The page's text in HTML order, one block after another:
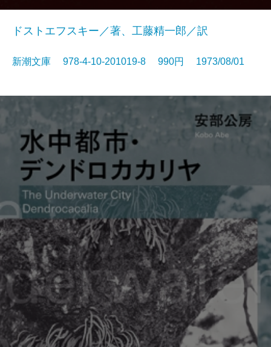
ドストエフスキー／著、工藤精一郎／訳
新潮文庫 978-4-10-201019-8 990円 1973/08/01